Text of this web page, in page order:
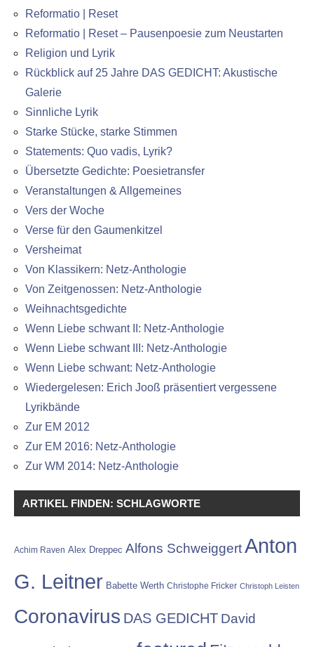
Reformatio | Reset
Reformatio | Reset – Pausenpoesie zum Neustarten
Religion und Lyrik
Rückblick auf 25 Jahre DAS GEDICHT: Akustische
Galerie
Sinnliche Lyrik
Starke Stücke, starke Stimmen
Statements: Quo vadis, Lyrik?
Übersetzte Gedichte: Poesietransfer
Veranstaltungen & Allgemeines
Vers der Woche
Verse für den Gaumenkitzel
Versheimat
Von Klassikern: Netz-Anthologie
Von Zeitgenossen: Netz-Anthologie
Weihnachtsgedichte
Wenn Liebe schwant II: Netz-Anthologie
Wenn Liebe schwant III: Netz-Anthologie
Wenn Liebe schwant: Netz-Anthologie
Wiedergelesen: Erich Jooß präsentiert vergessene
Lyrikbände
Zur EM 2012
Zur EM 2016: Netz-Anthologie
Zur WM 2014: Netz-Anthologie
ARTIKEL FINDEN: SCHLAGWORTE
Achim Raven Alex Dreppec Alfons Schweiggert Anton
G. Leitner Babette Werth Christophe Fricker Christoph Leisten
Coronavirus DAS GEDICHT David